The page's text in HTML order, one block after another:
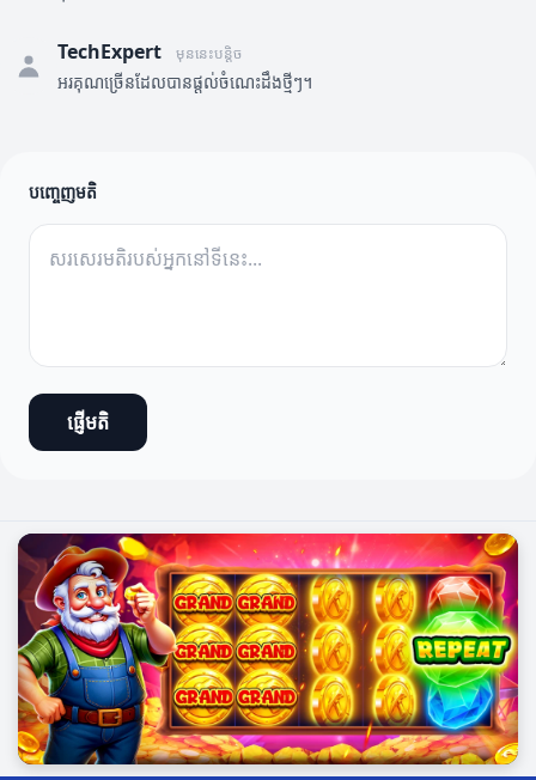
TechExpert មុននេះបន្តិច
អរគុណច្រើនដែលបានផ្តល់ចំណេះដឹងថ្មីៗ។
បញ្ចេញមតិ
ផ្ញើមតិ